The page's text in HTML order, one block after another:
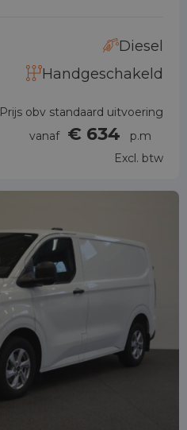
Diesel
Handgeschakeld
Prijs obv standaard uitvoering
vanaf € 634
p.m
Excl. btw